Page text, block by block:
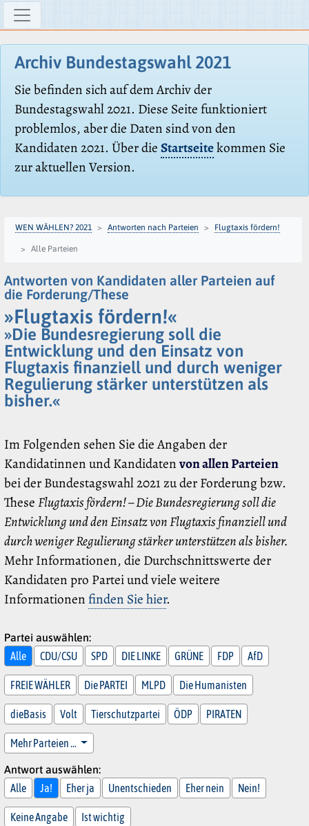
Archiv Bundestagswahl 2021
Sie befinden sich auf dem Archiv der
Bundestagswahl 2021. Diese Seite funktioniert
problemlos, aber die Daten sind von den
Kandidaten 2021. Über dieStartseitekommen Sie
zur aktuellen Version.
WEN WÄHLEN? 2021 Antworten nach Parteien Flugtaxis fördern!
Alle Parteien
Antworten von Kandidaten aller Parteien auf
die Forderung/These
»Flugtaxis fördern!«
»Die Bundesregierung soll die
Entwicklung und den Einsatz von
Flugtaxis finanziell und durch weniger
Regulierung stärker unterstützen als
bisher.«
Im Folgenden sehen Sie die Angaben der
Kandidatinnen und Kandidatenvon allen Parteien
bei der Bundestagswahl 2021 zu der Forderung bzw.
TheseFlugtaxis fördern! – Die Bundesregierung soll die
Entwicklung und den Einsatz von Flugtaxis finanziell und
durch weniger Regulierung stärker unterstützen als bisher.
Mehr Informationen, die Durchschnittswerte der
Kandidaten pro Partei und viele weitere
Informationen finden Sie hier.
Partei auswählen:
Alle
CDU/CSU SPD DIE LINKE GRÜNE FDP AfD
FREIE WÄHLER Die PARTEI MLPD Die Humanisten
dieBasis Volt Tierschutzpartei ÖDP PIRATEN
Mehr Parteien …
Antwort auswählen:
Alle
Ja! Eher ja Unentschieden Eher nein Nein!
Keine Angabe Ist wichtig